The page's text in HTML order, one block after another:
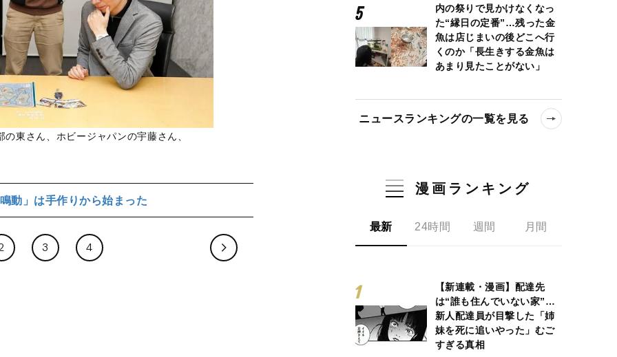
東さん、ホビージャパンの宇藤さん、
動」は手作りから始まった
3 4
内の祭りで見かけなくなっ
た“縁日の定番”…残った金
魚は店じまいの後どこへ行
くのか「長生きする金魚は
あまり見たことがない」
ニュースランキングの一覧を見る
漫画ランキング
最新 24時間 週間 月間
【新連載・漫画】配達先
は“誰も住んでいない家”…
新人配達員が目撃した「姉
妹を死に追いやった」むご
すぎる真相